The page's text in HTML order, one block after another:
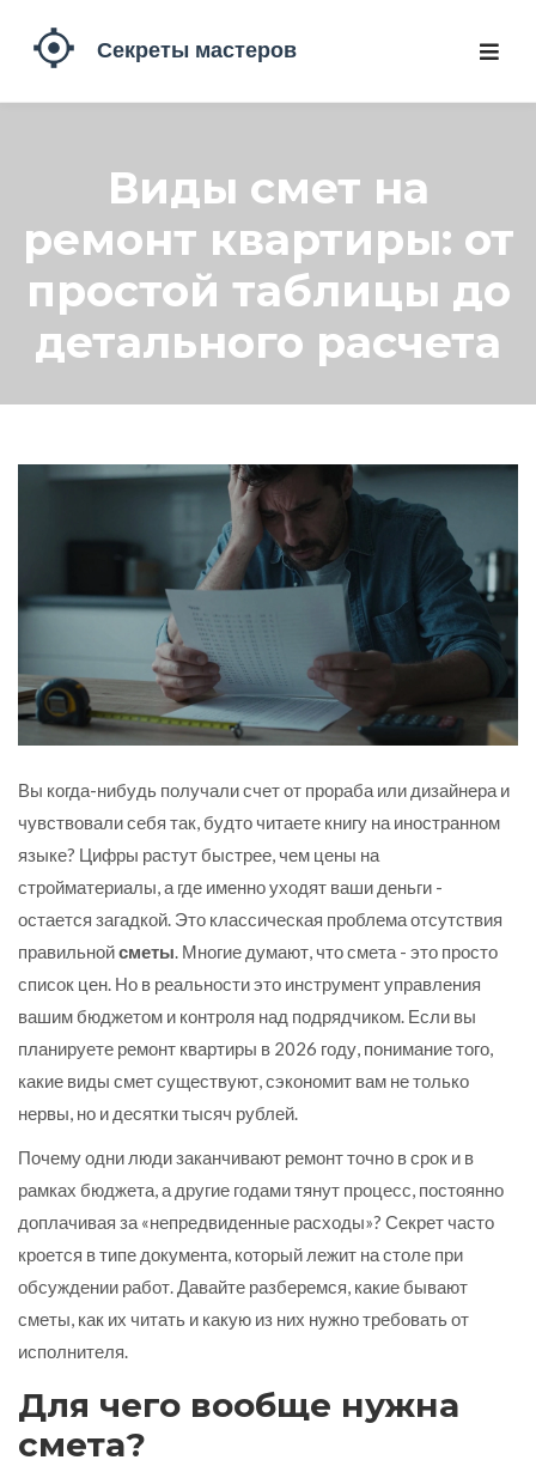
Виды смет на
ремонт квартиры: от
простой таблицы до
детального расчета
Вы когда-нибудь получали счет от прораба или дизайнера и
чувствовали себя так, будто читаете книгу на иностранном
языке? Цифры растут быстрее, чем цены на
стройматериалы, а где именно уходят ваши деньги -
остается загадкой. Это классическая проблема отсутствия
правильнойсметы. Многие думают, что смета - это просто
список цен. Но в реальности это инструмент управления
вашим бюджетом и контроля над подрядчиком. Если вы
планируете ремонт квартиры в 2026 году, понимание того,
какие виды смет существуют, сэкономит вам не только
нервы, но и десятки тысяч рублей.
Почему одни люди заканчивают ремонт точно в срок и в
рамках бюджета, а другие годами тянут процесс, постоянно
доплачивая за «непредвиденные расходы»? Секрет часто
кроется в типе документа, который лежит на столе при
обсуждении работ. Давайте разберемся, какие бывают
сметы, как их читать и какую из них нужно требовать от
исполнителя.
Для чего вообще нужна
смета?